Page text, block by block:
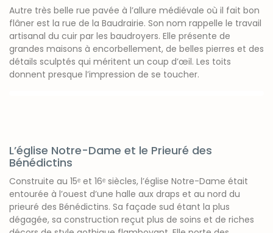
Autre très belle rue pavée à l’allure médiévale où il fait bon
flâner est la rue de la Baudrairie. Son nom rappelle le travail
artisanal du cuir par les baudroyers. Elle présente de
grandes maisons à encorbellement, de belles pierres et des
détails sculptés qui méritent un coup d’œil. Les toits
donnent presque l’impression de se toucher.
L’église Notre-Dame et le Prieuré des
Bénédictins
Construite au 15ᵉ et 16ᵉ siècles, l’église Notre-Dame était
entourée à l’ouest d’une halle aux draps et au nord du
prieuré des Bénédictins. Sa façade sud étant la plus
dégagée, sa construction reçut plus de soins et de riches